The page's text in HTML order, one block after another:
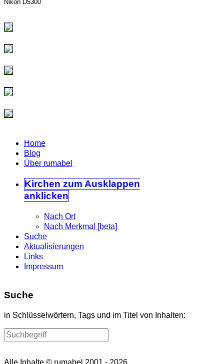
Nikon D5300
Home
Blog
Über rumabel
Kirchen zum Ausklappen
anklicken
Nach Ort
Nach Merkmal [beta]
Suche
Aktualisierungen
Links
Impressum
Suche
in Schlüsselwörtern, Tags und im Titel von Inhalten: